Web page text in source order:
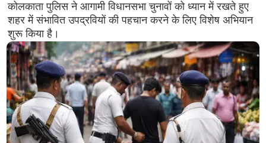
कोलकाता पुलिस ने आगामी विधानसभा चुनावों को ध्यान में रखते हुए
शहर में संभावित उपद्रवियों की पहचान करने के लिए विशेष अभियान
शुरू किया है।